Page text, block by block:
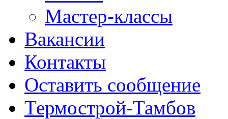
Мастер-классы
Вакансии
Контакты
Оставить сообщение
Термострой-Тамбов